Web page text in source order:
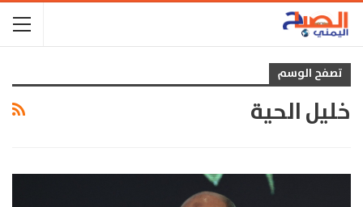
تصفح الوسم
خليل الحية